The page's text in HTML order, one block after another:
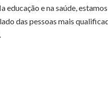
e na saúde,
das pessoas mais